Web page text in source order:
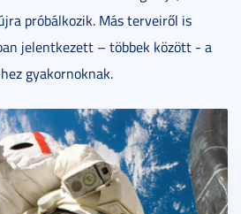
próbálkozik. Más terveiről is
jelentkezett – többek között - a
gyakornoknak.